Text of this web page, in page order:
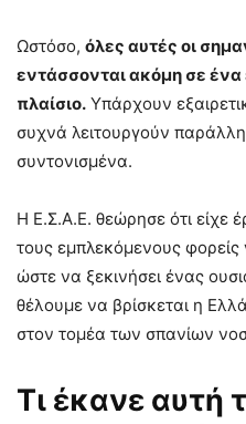
Ωστόσο, όλες αυτές οι
εντάσσονται ακόμη σε ένα
πλαίσιο. Υπάρχουν
συχνά λειτουργούν
συντονισμένα.
Η Ε.Σ.Α.Ε. θεώρησε ότι είχε
τους εμπλεκόμενους φορείς
ώστε να ξεκινήσει ένας
θέλουμε να βρίσκεται η
στον τομέα των σπανίων
Τι έκανε αυτή